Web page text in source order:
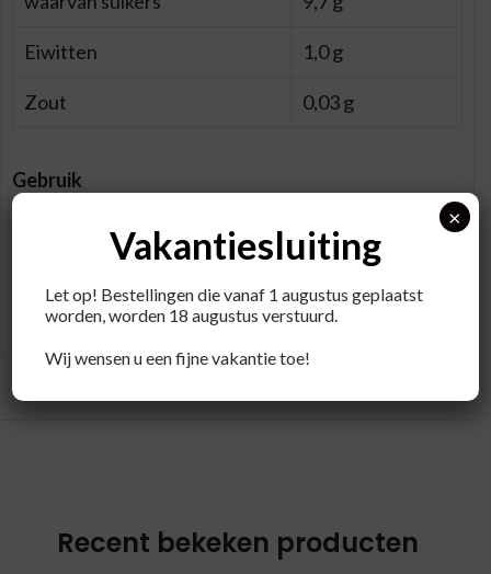
Eiwitten 1,0 g
Zout 0,03 g
Gebruik
Goed schudden voor gebruik.
Koel en donker bewaren. Houdbaarheid: Na opening
beperkt houdbaar bij maximaal 7°C.
Recent bekeken producten
Vakantiesluiting
Let op! Bestellingen die vanaf 1 augustus geplaatst
worden, worden 18 augustus verstuurd.
Wij wensen u een fijne vakantie toe!
×